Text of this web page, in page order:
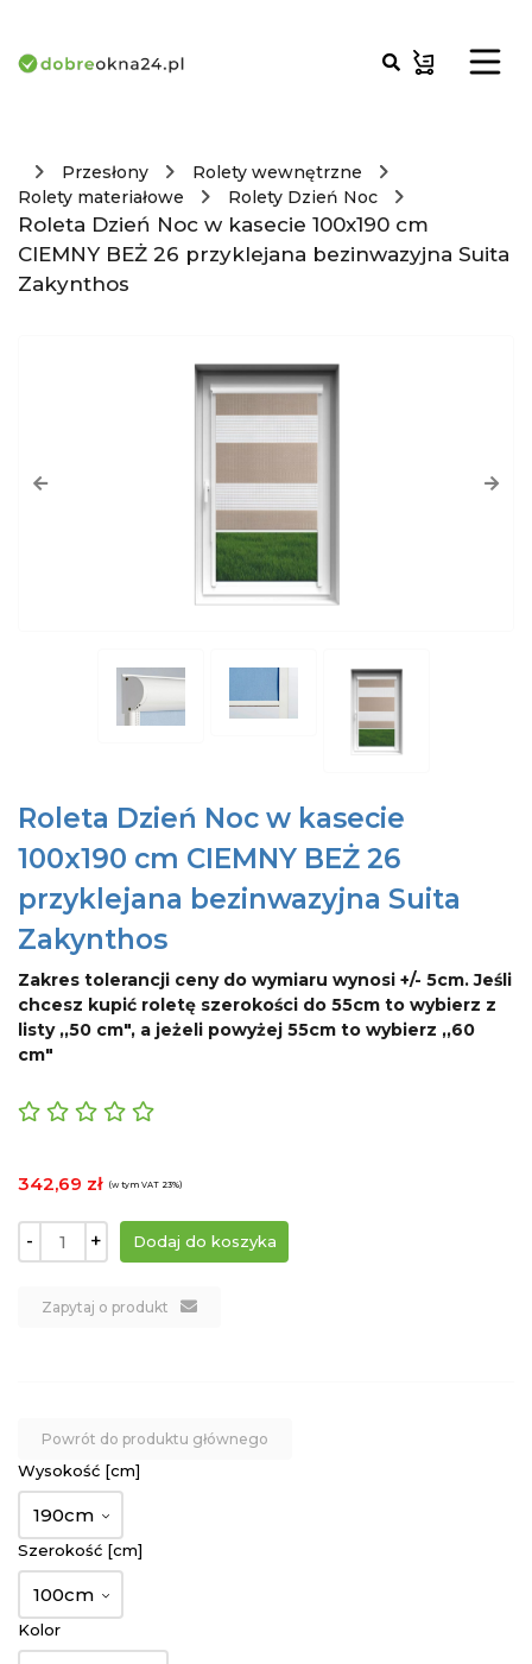
Przesłony
Rolety wewnętrzne
Rolety materiałowe
Rolety Dzień Noc
Roleta Dzień Noc w kasecie 100x190 cm
CIEMNY BEŻ 26 przyklejana bezinwazyjna Suita
Zakynthos
Roleta Dzień Noc w kasecie
100x190 cm CIEMNY BEŻ 26
przyklejana bezinwazyjna Suita
Zakynthos
Zakres tolerancji ceny do wymiaru wynosi +/- 5cm. Jeśli
chcesz kupić roletę szerokości do 55cm to wybierz z
listy ,,50 cm", a jeżeli powyżej 55cm to wybierz ,,60
cm"
342,69 zł (w tym VAT 23%)
- +
Zapytaj o produkt
Powrót do produktu głównego
Wysokość [cm]
190cm
Szerokość [cm]
100cm
Kolor